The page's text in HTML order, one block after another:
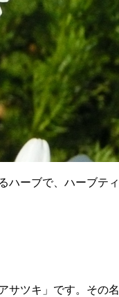
ーブで、ハーブテ
ツキ」です。その